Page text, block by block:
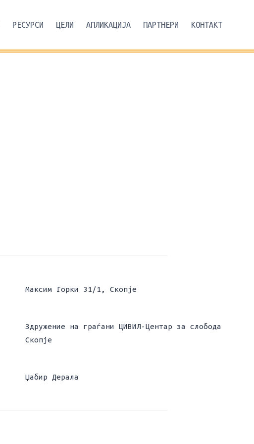
РЕСУРСИ ЦЕЛИ АПЛИКАЦИЈА ПАРТНЕРИ КОНТАКТ
Максим Горки 31/1, Скопје
Здружение на граѓани ЦИВИЛ-Центар за слобода
Скопје
Џабир Дерала